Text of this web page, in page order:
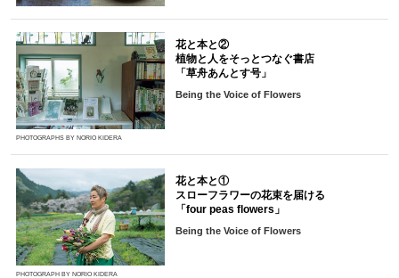
PHOTOGRAPHS BY NORIO KIDERA
花と本と②
植物と人をそっとつなぐ書店
「草舟あんとす号」
Being the Voice of Flowers
PHOTOGRAPH BY NORIO KIDERA
花と本と①
スローフラワーの花束を届ける
「four peas flowers」
Being the Voice of Flowers